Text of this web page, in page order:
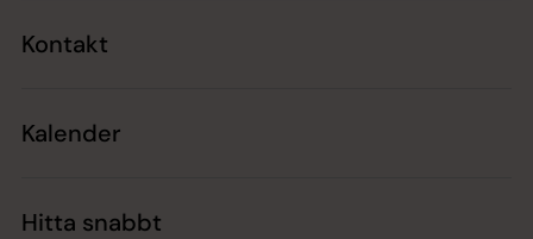
Kontakt
Kalender
Hitta snabbt